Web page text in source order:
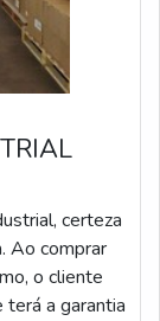
certeza
Ao comprar
o cliente
a garantia